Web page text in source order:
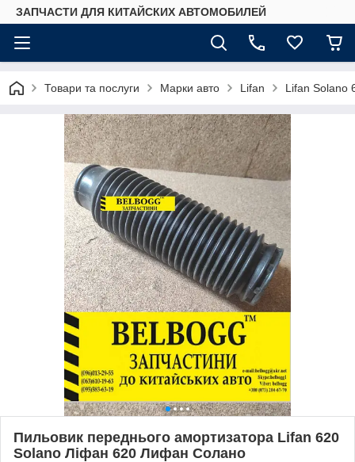
ЗАПЧАСТИ ДЛЯ КИТАЙСКИХ АВТОМОБИЛЕЙ
Товари та послуги Марки авто Lifan Lifan Solano
Пильовик переднього амортизатора Lifan 620
Solano Ліфан 620 Лифан Солано